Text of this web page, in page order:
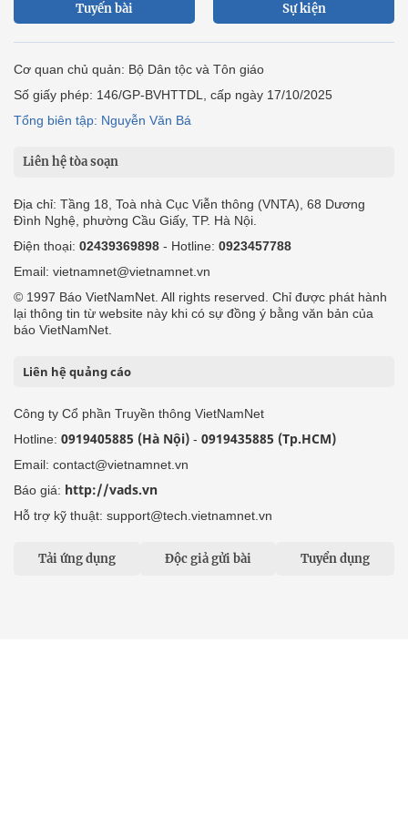
Tuyến bài Sự kiện
Cơ quan chủ quản: Bộ Dân tộc và Tôn giáo
Số giấy phép: 146/GP-BVHTTDL, cấp ngày 17/10/2025
Tổng biên tập: Nguyễn Văn Bá
Liên hệ tòa soạn
Địa chỉ: Tầng 18, Toà nhà Cục Viễn thông (VNTA), 68 Dương
Đình Nghệ, phường Cầu Giấy, TP. Hà Nội.
Điện thoại: 02439369898 - Hotline: 0923457788
Email: vietnamnet@vietnamnet.vn
© 1997 Báo VietNamNet. All rights reserved. Chỉ được phát hành
lại thông tin từ website này khi có sự đồng ý bằng văn bản của
báo VietNamNet.
Liên hệ quảng cáo
Công ty Cổ phần Truyền thông VietNamNet
Hotline: 0919405885 (Hà Nội) - 0919435885 (Tp.HCM)
Email: contact@vietnamnet.vn
Báo giá: http://vads.vn
Hỗ trợ kỹ thuật: support@tech.vietnamnet.vn
Tải ứng dụng Độc giả gửi bài Tuyển dụng